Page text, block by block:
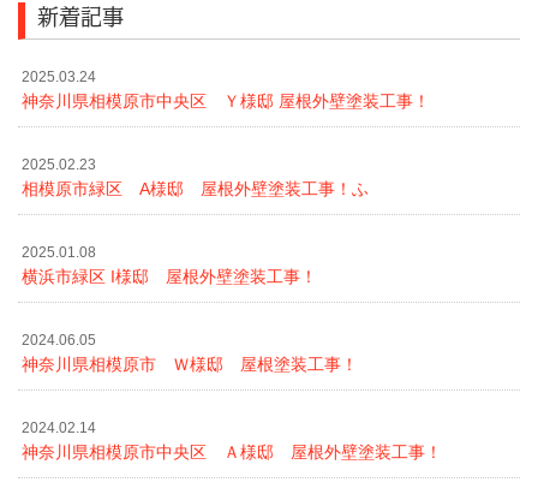
新着記事
2025.03.24
神奈川県相模原市中央区 Ｙ様邸 屋根外壁塗装工事！
2025.02.23
相模原市緑区 A様邸 屋根外壁塗装工事！ふ
2025.01.08
横浜市緑区 I様邸 屋根外壁塗装工事！
2024.06.05
神奈川県相模原市 Ｗ様邸 屋根塗装工事！
2024.02.14
神奈川県相模原市中央区 Ａ様邸 屋根外壁塗装工事！